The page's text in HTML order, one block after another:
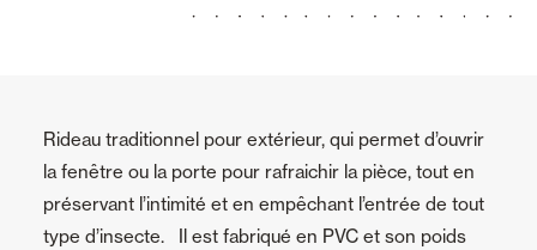
Rideau traditionnel pour extérieur, qui permet d’ouvrir
la fenêtre ou la porte pour rafraichir la pièce, tout en
préservant l’intimité et en empêchant l’entrée de tout
type d’insecte. Il est fabriqué en PVC et son poids